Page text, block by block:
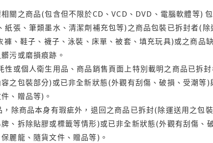
關之商品(包含但不限於CD、VCD、DVD、電腦軟體等)
張、筆類墨水、清潔劑補充包等)之商品包裝已拆封者(除
、鞋子、襪子、泳裝、床單、被套、填充玩具)或之商品
污或磨損痕跡。
或個人衛生用品、商品銷售頁面上特別載明之商品已拆
之包裝部分)或已非全新狀態(外觀有刮傷、破損、受潮等
、贈品等)。
除商品本身有瑕疵外，退回之商品已拆封(除運送用之包
、拆除貼膠或標籤等情形)或已非全新狀態(外觀有刮傷、
麗龍、隨貨文件、贈品等)。